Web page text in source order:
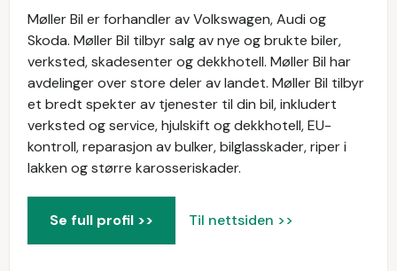
Møller Bil er forhandler av Volkswagen, Audi og
Skoda. Møller Bil tilbyr salg av nye og brukte biler,
verksted, skadesenter og dekkhotell. Møller Bil har
avdelinger over store deler av landet. Møller Bil tilbyr
et bredt spekter av tjenester til din bil, inkludert
verksted og service, hjulskift og dekkhotell, EU-
kontroll, reparasjon av bulker, bilglasskader, riper i
lakken og større karosseriskader.
Se full profil >> Til nettsiden >>